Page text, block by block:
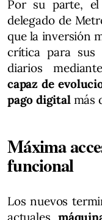
Por su parte,
delegado de
que la inversión
crítica para sus
diarios
capaz de
pago digitalmás
Máxima
funcional
Los nuevos